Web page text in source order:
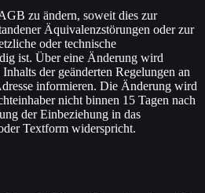
zu ändern, soweit dies zur
Äquivalenzstörungen oder zur
oder technische
ist. Über eine Änderung wird
der geänderten Regelungen an
informieren. Die Änderung wird
nicht binnen 15 Tagen nach
der Einbeziehung in das
Textform widerspricht.